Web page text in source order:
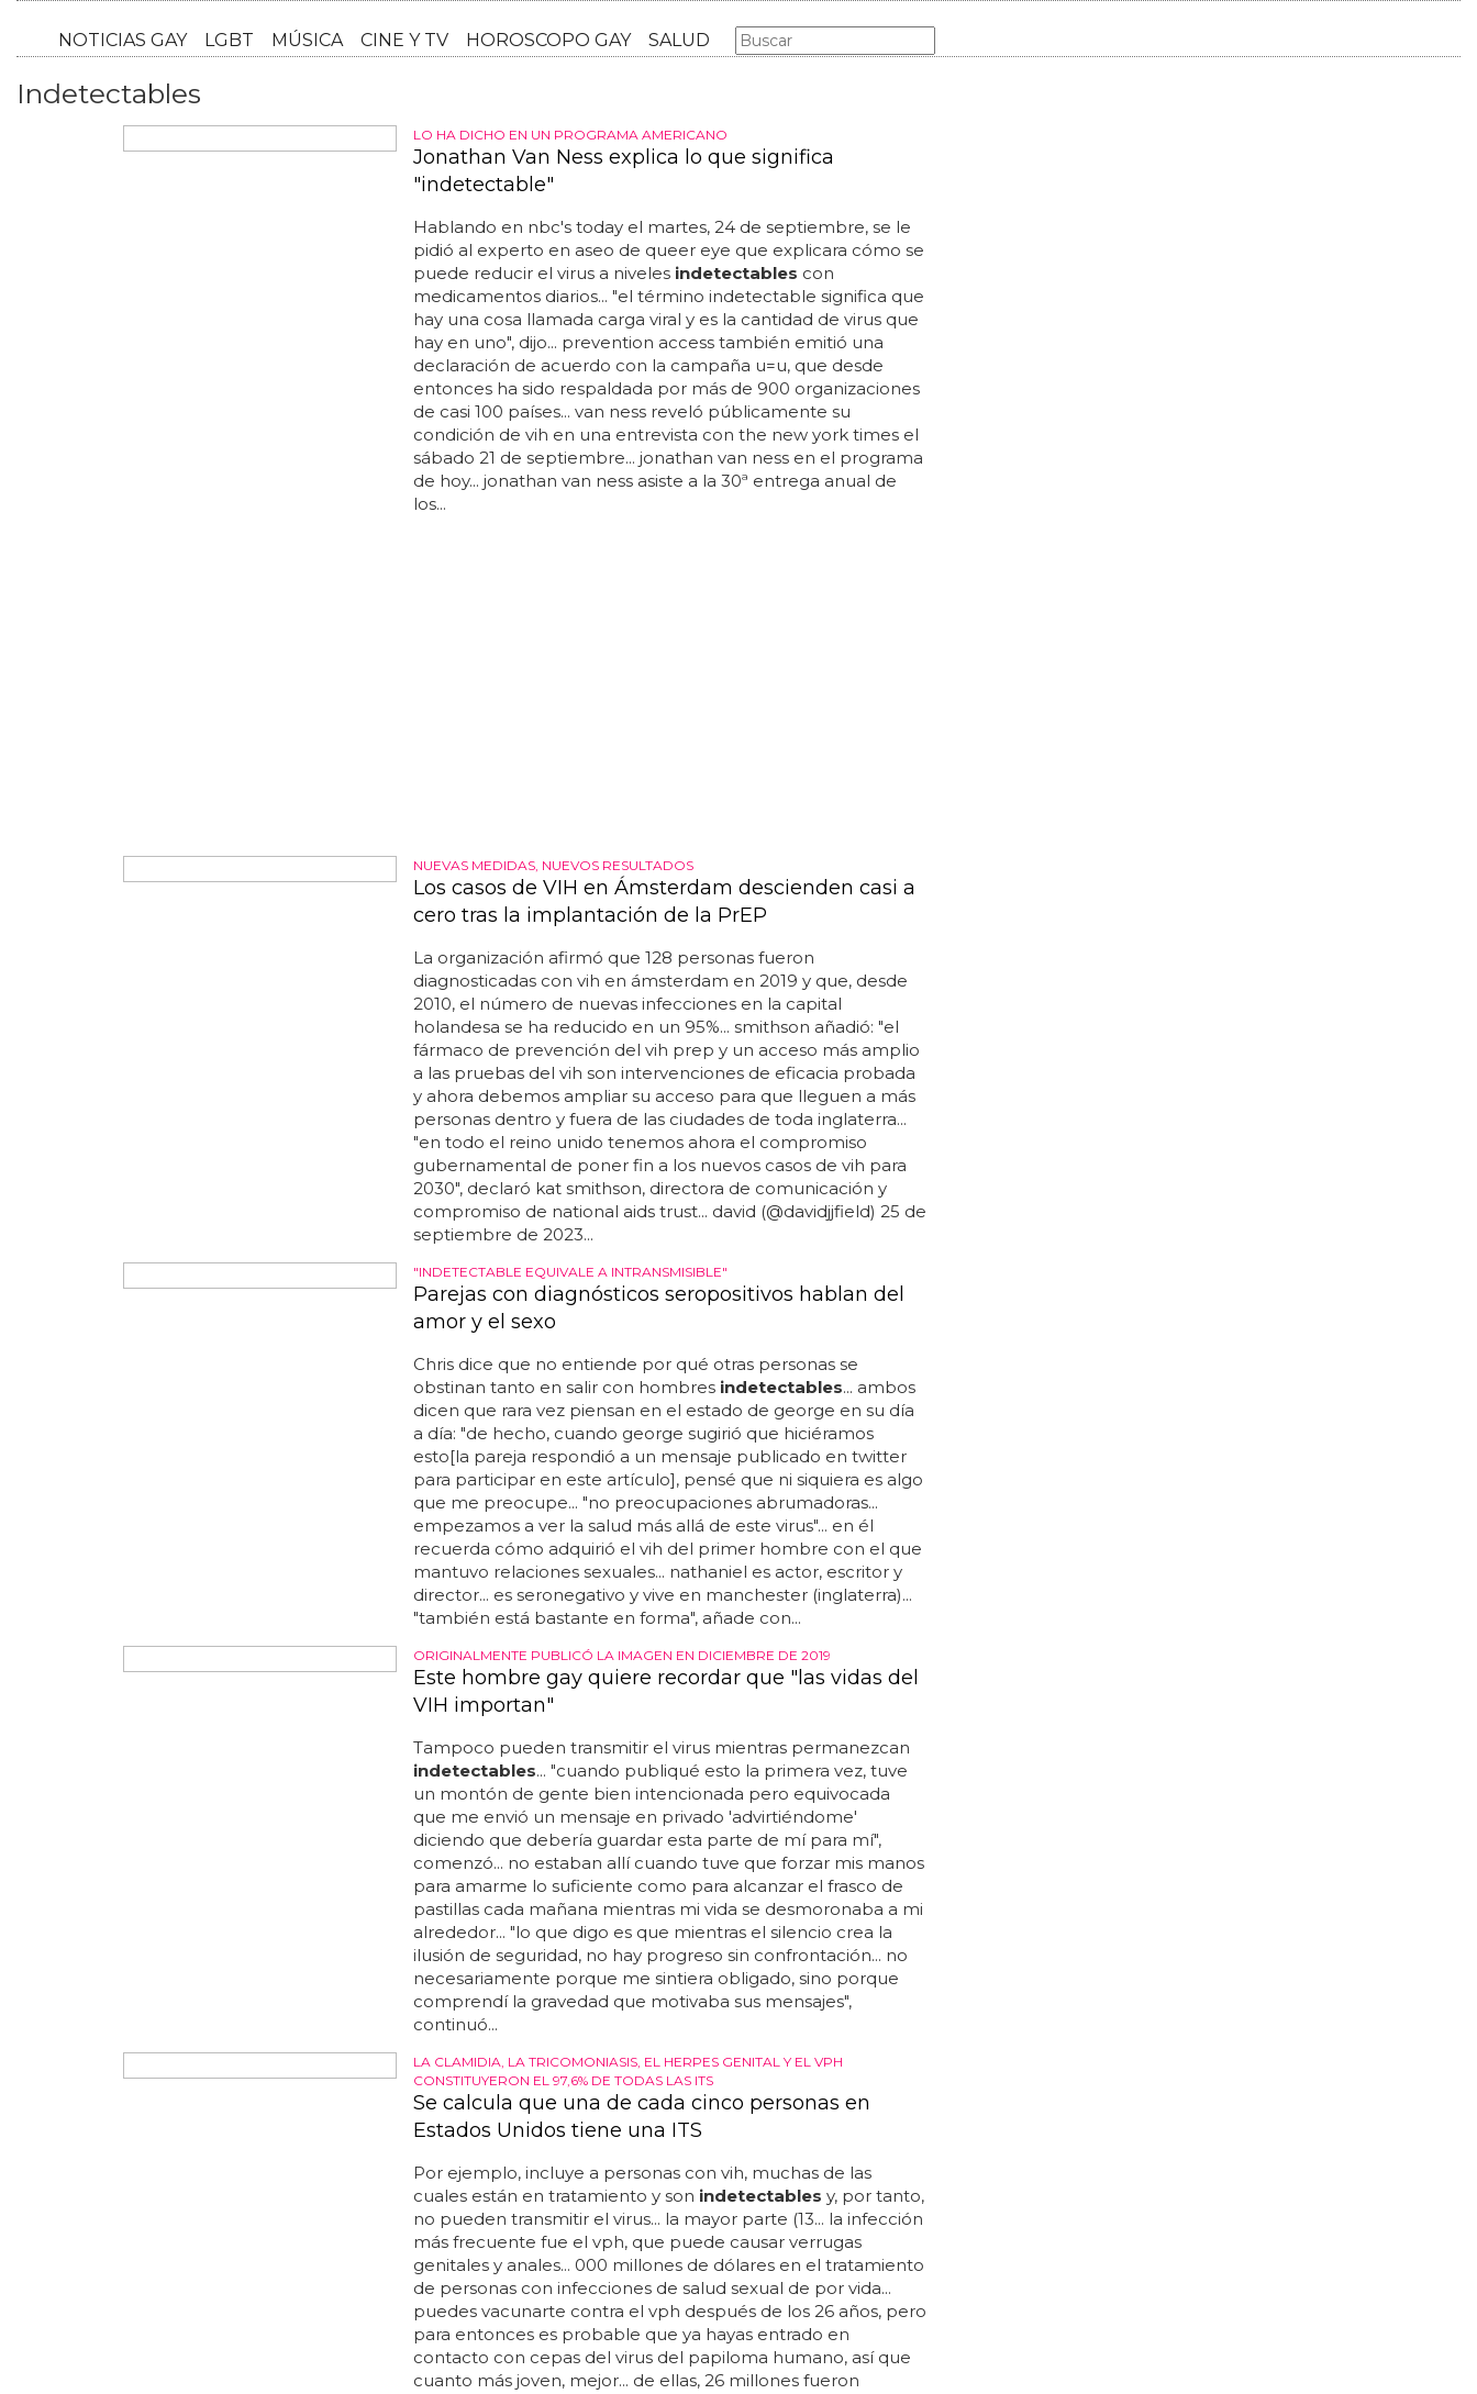
NOTICIAS GAY LGBT MÚSICA CINE Y TV
Indetectables
LO HA DICHO EN UN PROGRAMA AMERICANO
Jonathan Van Ness explica lo que significa
Hablando en nbc's today el martes, 24 de septiembre, se le
pidió al experto en aseo de queer eye que explicara cómo se
puede reducir el virus a nivelesindetectablescon
medicamentos diarios... "el término indetectable significa que
hay una cosa llamada carga viral y es la cantidad de virus que
hay en uno", dijo... prevention access también emitió una
declaración de acuerdo con la campaña u=u, que desde
entonces ha sido respaldada por más de 900 organizaciones
de casi 100 países... van ness reveló públicamente su
condición de vih en una entrevista con the new york times el
sábado 21 de septiembre... jonathan van ness en el programa
de hoy... jonathan van ness asiste a la 30ª entrega anual de
NUEVAS MEDIDAS, NUEVOS RESULTADOS
Los casos de VIH en Ámsterdam descienden casi a
La organización afirmó que 128 personas fueron
diagnosticadas con vih en ámsterdam en 2019 y que, desde
2010, el número de nuevas infecciones en la capital
holandesa se ha reducido en un 95%... smithson añadió: "el
fármaco de prevención del vih prep y un acceso más amplio
a las pruebas del vih son intervenciones de eficacia probada
y ahora debemos ampliar su acceso para que lleguen a más
personas dentro y fuera de las ciudades de toda inglaterra...
"en todo el reino unido tenemos ahora el compromiso
gubernamental de poner fin a los nuevos casos de vih para
2030", declaró kat smithson, directora de comunicación y
compromiso de national aids trust... david (@davidjjfield) 25 de
"INDETECTABLE EQUIVALE A INTRANSMISIBLE"
Parejas con diagnósticos seropositivos hablan del
Chris dice que no entiende por qué otras personas se
obstinan tanto en salir con hombresindetectables... ambos
dicen que rara vez piensan en el estado de george en su día
a día: "de hecho, cuando george sugirió que hiciéramos
esto[la pareja respondió a un mensaje publicado en twitter
para participar en este artículo], pensé que ni siquiera es algo
que me preocupe... "no preocupaciones abrumadoras...
empezamos a ver la salud más allá de este virus"... en él
recuerda cómo adquirió el vih del primer hombre con el que
mantuvo relaciones sexuales... nathaniel es actor, escritor y
director... es seronegativo y vive en manchester (inglaterra)...
"también está bastante en forma", añade con...
ORIGINALMENTE PUBLICÓ LA IMAGEN EN DICIEMBRE DE 2019
Este hombre gay quiere recordar que "las vidas del
Tampoco pueden transmitir el virus mientras permanezcan
indetectables ... "cuando publiqué esto la primera vez, tuve
un montón de gente bien intencionada pero equivocada
que me envió un mensaje en privado 'advirtiéndome'
diciendo que debería guardar esta parte de mí para mí",
comenzó... no estaban allí cuando tuve que forzar mis manos
para amarme lo suficiente como para alcanzar el frasco de
pastillas cada mañana mientras mi vida se desmoronaba a mi
alrededor... "lo que digo es que mientras el silencio crea la
ilusión de seguridad, no hay progreso sin confrontación... no
necesariamente porque me sintiera obligado, sino porque
comprendí la gravedad que motivaba sus mensajes",
LA CLAMIDIA, LA TRICOMONIASIS, EL HERPES GENITAL Y EL VPH
CONSTITUYERON EL 97,6% DE TODAS LAS ITS
Se calcula que una de cada cinco personas en
Por ejemplo, incluye a personas con vih, muchas de las
cuales están en tratamiento y sonindetectablesy, por tanto,
no pueden transmitir el virus... la mayor parte (13... la infección
más frecuente fue el vph, que puede causar verrugas
genitales y anales... 000 millones de dólares en el tratamiento
de personas con infecciones de salud sexual de por vida...
puedes vacunarte contra el vph después de los 26 años, pero
para entonces es probable que ya hayas entrado en
contacto con cepas del virus del papiloma humano, así que